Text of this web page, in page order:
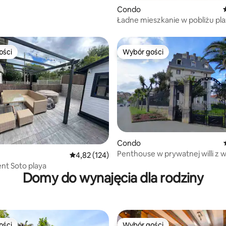
recenzji: 240 Condo
Ładne mieszkanie w pobliżu
liczba recenzji: 166
Średnia ocena: 4,82 na 5, liczba recenzji: 124
4,82 (124)
Soto playa
Wybór gości
Wybór gości
Condo
Penthouse w prywatnej willi z
Domy do wynajęcia dla rodziny